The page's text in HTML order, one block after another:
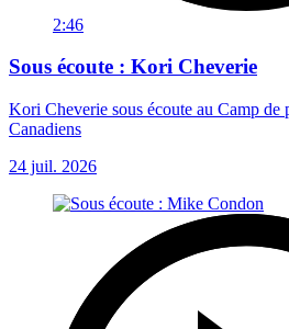
2:46
Sous écoute : Kori Cheverie
Kori Cheverie sous écoute au Camp de
Canadiens
24 juil. 2026